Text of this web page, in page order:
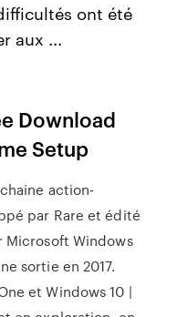
ont été
aux ...
Download
Setup
action-
par Rare et édité
Windows
sortie en 2017.
et Windows 10 |